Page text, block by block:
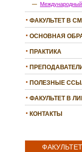
ФАКУЛЬТЕТ В
ОСНОВНАЯ
ПРАКТИКА
ПОЛЕЗНЫЕ
ФАКУЛЬТЕТ В
КОНТАКТЫ